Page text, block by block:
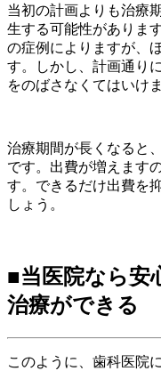
当初の計画よりも治療
生する可能性がありま
の症例によりますが、
す。しかし、計画通り
をのばさなくてはいけ
治療期間が長くなると
です。出費が増えます
す。できるだけ出費を
しょう。
■当医院なら安
治療ができる
このように、歯科医院